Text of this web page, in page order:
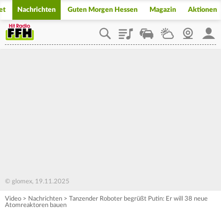
Nachrichten Guten Morgen Hessen Magazin Aktionen
PlaylistStaupilotWetterWebcam
© glomex, 19.11.2025
Video > Nachrichten > Tanzender Roboter begrüßt Putin: Er will 38 neue
Atomreaktoren bauen